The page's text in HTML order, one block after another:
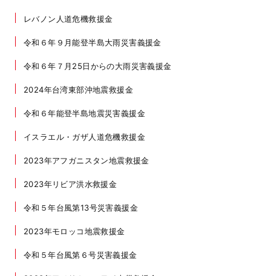
レバノン人道危機救援金
令和６年９月能登半島大雨災害義援金
令和６年７月25日からの大雨災害義援金
2024年台湾東部沖地震救援金
令和６年能登半島地震災害義援金
イスラエル・ガザ人道危機救援金
2023年アフガニスタン地震救援金
2023年リビア洪水救援金
令和５年台風第13号災害義援金
2023年モロッコ地震救援金
令和５年台風第６号災害義援金